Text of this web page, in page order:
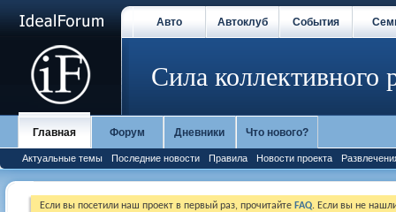
Авто Автоклуб События
Сила коллективного
Главная
Актуальные темы Последние новости Правила Новости проекта
Форум Дневники Что нового?
Если вы посетили наш проект в первый раз, прочитайте FAQ. Если вы не